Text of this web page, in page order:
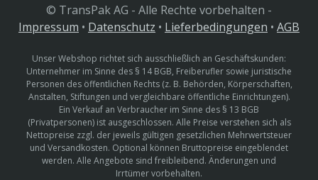
© TransPak AG - Alle Rechte vorbehalten -
Impressum • Datenschutz • Lieferbedingungen • AGB
Unser Webshop richtet sich ausschließlich an Geschäftskunden:
Unternehmer im Sinne des § 14 BGB, Freiberufler sowie juristische
Personen des öffentlichen Rechts (z. B. Behörden, Körperschaften,
Anstalten, Stiftungen und vergleichbare öffentliche Einrichtungen).
Ein Verkauf an Verbraucher im Sinne des § 13 BGB
(Privatpersonen) ist ausgeschlossen. Alle Preise verstehen sich als
Nettopreise zzgl. der jeweils gültigen gesetzlichen Mehrwertsteuer
und Versandkosten. Optional können Bruttopreise eingeblendet
werden. Alle Angebote sind freibleibend. Änderungen und
Irrtümer vorbehalten.